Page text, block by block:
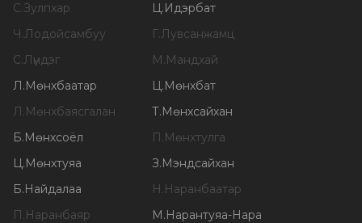
С.Зулпхар Ц.Идэрбат
Ч.Лодойсамбуу Г.Лувсанжамц
С.Лүндэг М.Мандхай
Л.Мөнхбаатар Ц.Мөнхбат
Л.Мөнхбаясгалан Т.Мөнхсайхан
Б.Мөнхсоёл П.Мөнхтулга
Ц.Мөнхтуяа З.Мэндсайхан
Б.Найдалаа Н.Наранбаатар
П.Наранбаяр М.Нарантуяа-Нара